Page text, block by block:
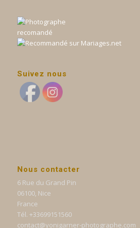
Suivez nous
Nous contacter
6 Rue du Grand Pin
06100, Nice
France
Tél. +33699151560
contact@yonigarner-photographe.com